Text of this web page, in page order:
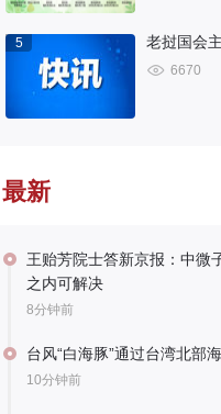
5 老挝国会
6670
最新
王贻芳院士答新京报：中微
之内可解决
8分钟前
台风“白海豚”通过台湾北部
10分钟前